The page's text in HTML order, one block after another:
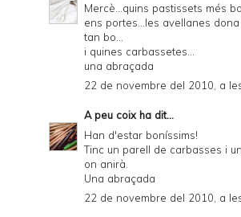
Mercè...quins pastissets més
ens portes...les avellanes
tan bo...
i quines carbassetes...
una abraçada
22 de novembre del 2010, a
A peu coixha dit...
Han d'estar boníssims!
Tinc un parell de carbasses i
on anirà.
Una abraçada
22 de novembre del 2010, a